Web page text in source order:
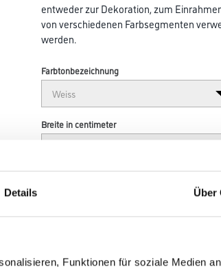
Details Über
Funktionen für soziale Medien
entweder zur Dekoration, zum
von verschiedenen Farbsegmenten
werden.
Farbtonbezeichnung
Breite in centimeter